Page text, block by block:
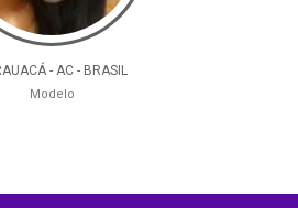
- AC - BRASIL
Modelo